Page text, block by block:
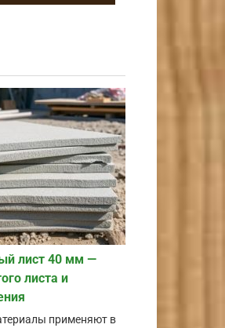
лист 40 мм —
листа и
применяют в